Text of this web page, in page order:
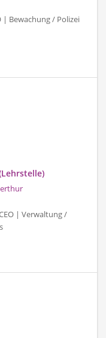
| Bewachung / Polizei
| Verwaltung /